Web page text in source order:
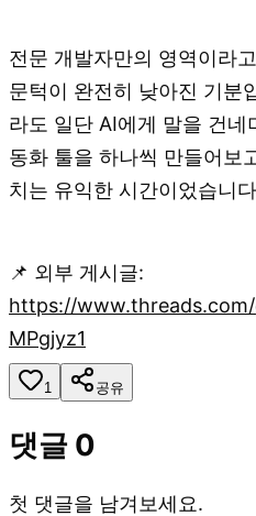
전문 개발자만의 영역이라
문턱이 완전히 낮아진 기분
라도 일단 AI에게 말을 건
동화 툴을 하나씩 만들어보
치는 유익한 시간이었습니
📌 외부 게시글:
https://
MPgjyz1
1 공유
댓글 0
첫 댓글을 남겨보세요.